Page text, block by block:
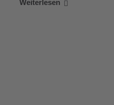
Weiterlesen